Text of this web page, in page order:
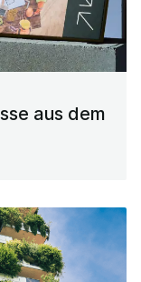
aus dem